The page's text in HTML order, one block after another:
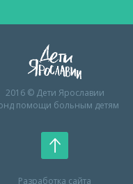
2016 © Дети Ярославии
помощи больным детям
Разработка сайта